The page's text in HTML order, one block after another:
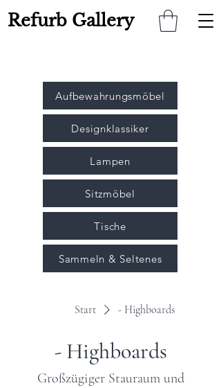
Refurb Gallery
Aufbewahrungsmöbel
Designklassiker
Lampen
Sitzmöbel
Tische
Sammeln & Seltenes
Start - Highboards
- Highboards
Großzügiger Stauraum und